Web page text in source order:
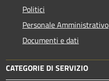
Politici
Personale Amministrativo
Documenti e dati
CATEGORIE DI SERVIZIO